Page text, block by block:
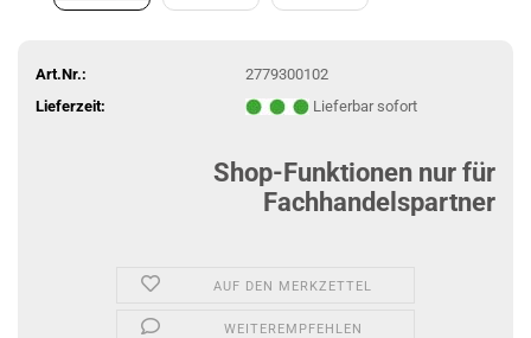
Art.Nr.:
2779300102
Lieferzeit:
Lieferbar sofort
Shop-Funktionen nur für
Fachhandelspartner
AUF DEN MERKZETTEL
WEITEREMPFEHLEN